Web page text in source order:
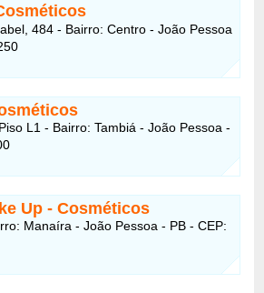
484 - Bairro: Centro - João Pessoa
L1 - Bairro: Tambiá - João Pessoa -
Up- Cosméticos
Manaíra - João Pessoa - PB - CEP: